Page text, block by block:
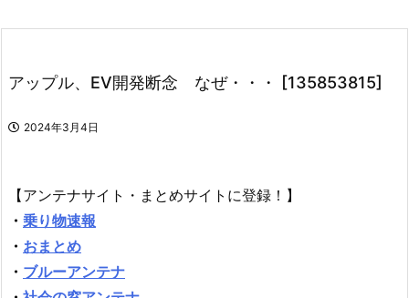
アップル、EV開発断念 なぜ・・・ [135853815]
2024年3月4日
【アンテナサイト・まとめサイトに登録！】
・ 乗り物速報
・ おまとめ
・ ブルーアンテナ